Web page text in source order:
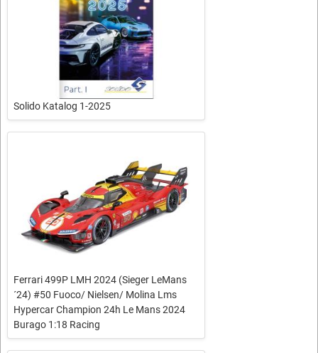
Solido Katalog 1-2025
Ferrari 499P LMH 2024 (Sieger LeMans
´24) #50 Fuoco/ Nielsen/ Molina Lms
Hypercar Champion 24h Le Mans 2024
Burago 1:18 Racing